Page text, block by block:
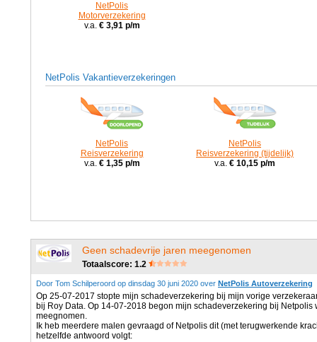
NetPolis
Motorverzekering
v.a. € 3,91 p/m
NetPolis Vakantieverzekeringen
NetPolis
Reisverzekering
v.a. € 1,35 p/m
NetPolis
Reisverzekering (tijdelijk)
v.a. € 10,15 p/m
Geen schadevrije jaren meegenomen
Totaalscore: 1.2
Door Tom Schilperoord op dinsdag 30 juni 2020 over NetPolis Autoverzekering
Op 25-07-2017 stopte mijn schadeverzekering bij mijn vorige
bij Roy Data. Op 14-07-2018 begon mijn schadeverzekering bij
meegnomen.
Ik heb meerdere malen gevraagd of Netpolis dit (met terugwerkende
hetzelfde antwoord volgt: